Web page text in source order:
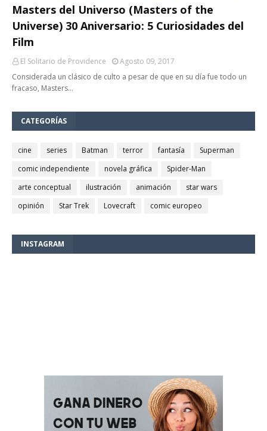
Masters del Universo (Masters of the
Universe) 30 Aniversario: 5 Curiosidades del
Film
El Solitario de Providence
Agosto 09, 2017
Considerada un clásico de culto a pesar de que en su día fue todo un
fracaso, Masters…
CATEGORÍAS
cine series Batman terror fantasía
Superman
comic independiente
novela gráfica
Spider-Man
arte conceptual
ilustración animación
star wars
opinión
Star Trek Lovecraft comic europeo
INSTAGRAM